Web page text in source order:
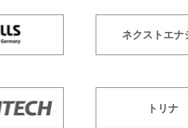
ネクストエナ
トリナ